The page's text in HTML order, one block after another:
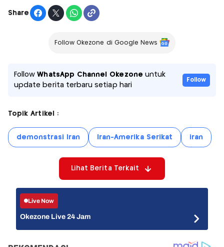
Share
Follow Okezone di Google News
FollowWhatsApp Channel Okezone untuk
update berita terbaru setiap hari
Follow
Topik Artikel :
demonstrasi Iran Iran-Amerika Serikat iran
Lihat Berita Terkait
Live Now
Okezone Live 24 Jam